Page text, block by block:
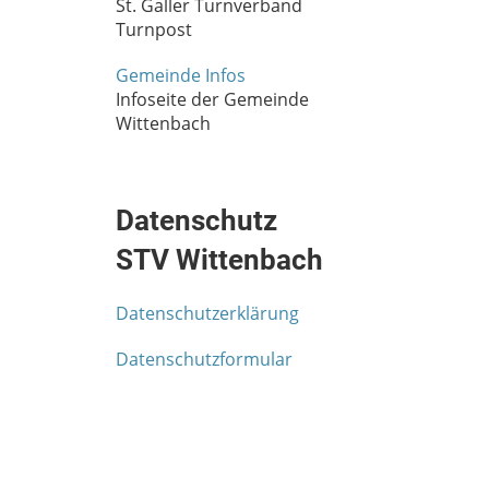
St. Galler Turnverband
Turnpost
Gemeinde Infos
Infoseite der Gemeinde
Wittenbach
Datenschutz
STV Wittenbach
Datenschutzerklärung
Datenschutzformular